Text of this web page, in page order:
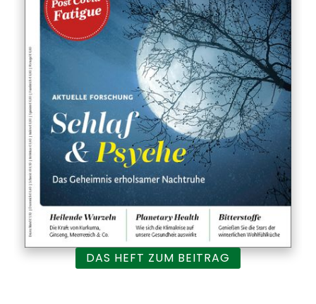
DAS HEFT ZUM BEITRAG